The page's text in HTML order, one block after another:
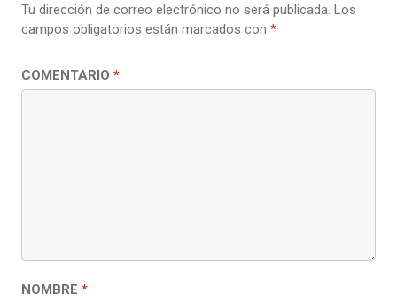
Tu dirección de correo electrónico no será publicada. Los
campos obligatorios están marcados con *
COMENTARIO *
NOMBRE *